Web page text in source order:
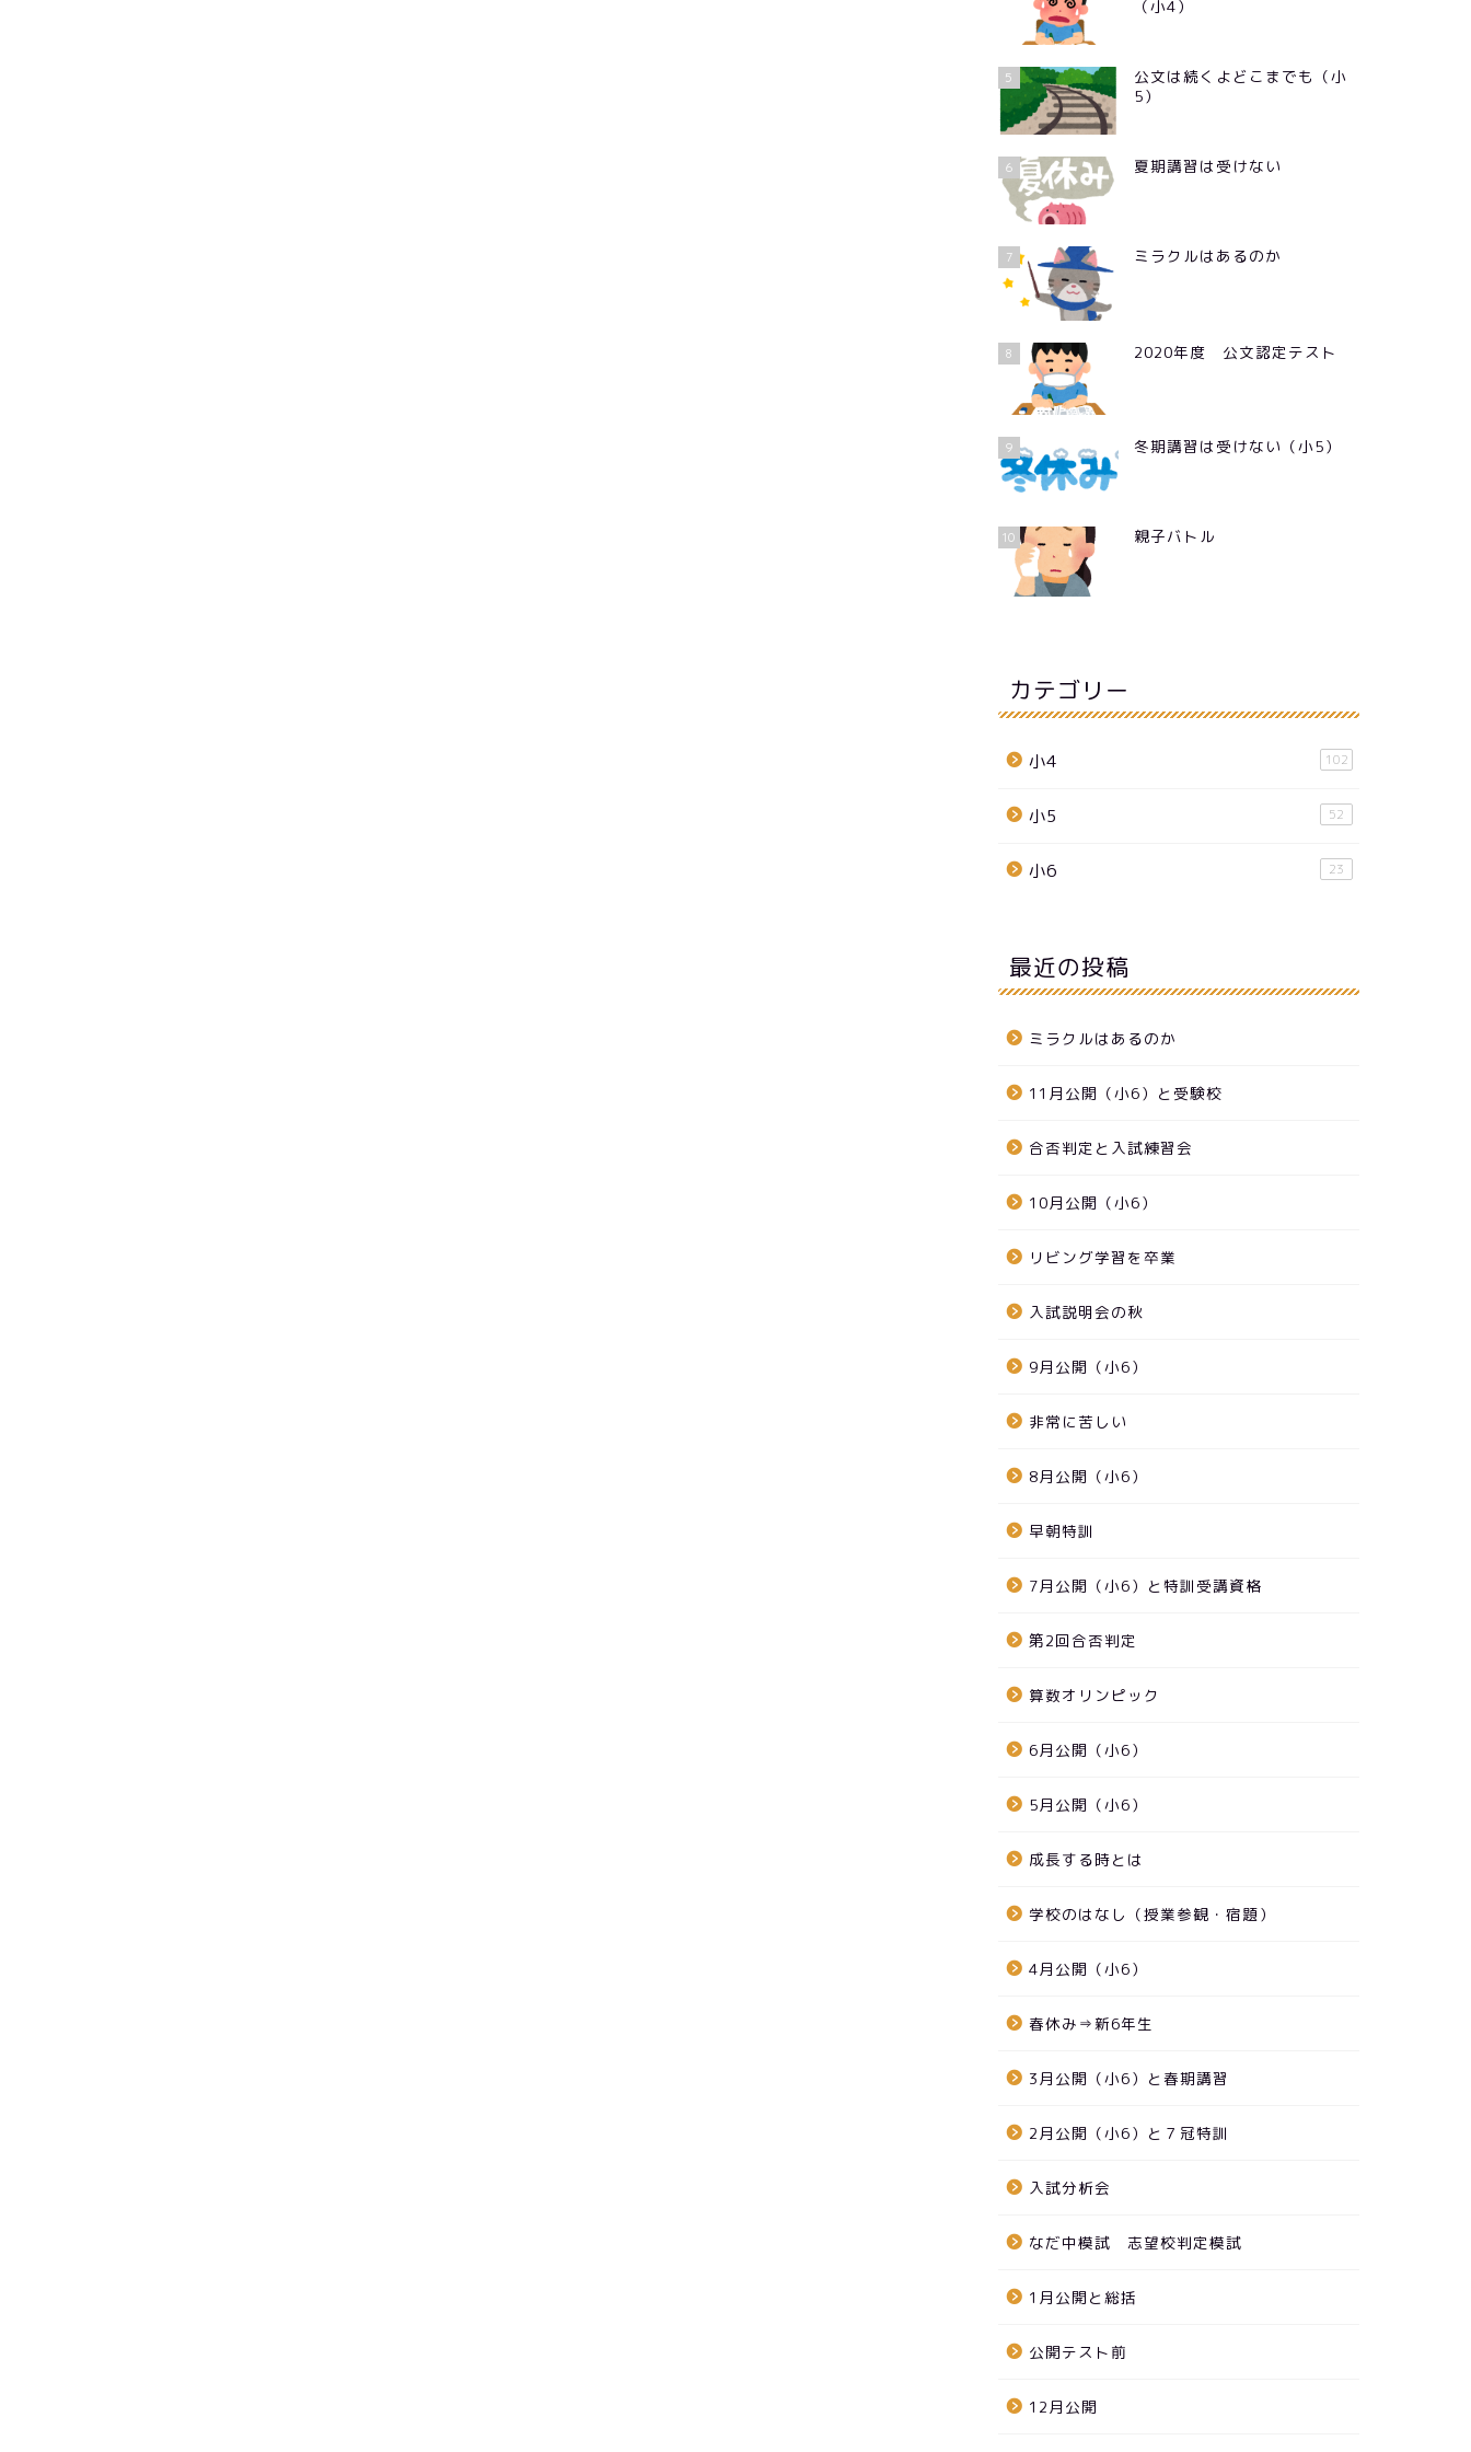
（小4）
5
公文は続くよどこまでも（小
5）
6 夏期講習は受けない
7 ミラクルはあるのか
8 2020年度 公文認定テスト
9 冬期講習は受けない（小5）
10 親子バトル
カテゴリー
小4 102
小5 52
小6 23
最近の投稿
ミラクルはあるのか
11月公開（小6）と受験校
合否判定と入試練習会
10月公開（小6）
リビング学習を卒業
入試説明会の秋
9月公開（小6）
非常に苦しい
8月公開（小6）
早朝特訓
7月公開（小6）と特訓受講資格
第2回合否判定
算数オリンピック
6月公開（小6）
5月公開（小6）
成長する時とは
学校のはなし（授業参観・宿題）
4月公開（小6）
春休み⇒新6年生
3月公開（小6）と春期講習
2月公開（小6）と７冠特訓
入試分析会
なだ中模試 志望校判定模試
1月公開と総括
公開テスト前
12月公開